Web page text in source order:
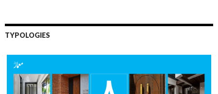
TYPOLOGIES